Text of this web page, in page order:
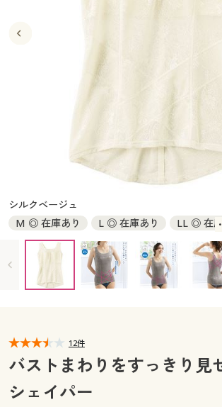
ジュニア・ティーンズ下着
大きいサイズ レディース服
大きいサイズ メンズ
大きいサイズ 事務・制服
カタログ・チラシからのご注文
デジタルカタログ
カタログ無料プレゼント
マイページ
閲覧履歴
カーテン・ラグ・ファブリック
ジュニア・ティーンズ下着
大きいサイズ レディース服
大きいサイズ レディース下着
大きいサイズ 事務・制服
シークレットセール
商品カテゴリ一覧
カタログ・チラシからのご注文
カタログ無料プレゼント
会員メニュー
閲覧履歴
お気に入り
シルクベージュ
M ◎ 在庫あり
L ◎ 在庫あり
LL ◎ 在
3L ◎ 在庫あり
4L ◎ 在庫あり
12件
バストまわりをすっきり見
シェイパー